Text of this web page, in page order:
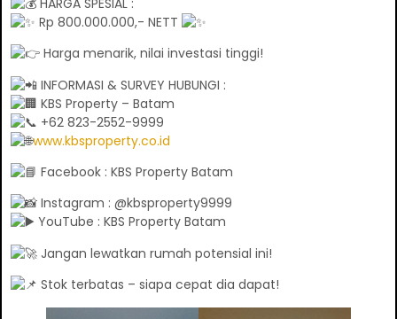
Rp 800.000.000,- NETT
Harga menarik, nilai investasi tinggi!
INFORMASI & SURVEY HUBUNGI :
KBS Property – Batam
+62 823-2552-9999
www.kbsproperty.co.id
Facebook : KBS Property Batam
Instagram : @kbsproperty9999
YouTube : KBS Property Batam
Jangan lewatkan rumah potensial ini!
Stok terbatas – siapa cepat dia dapat!